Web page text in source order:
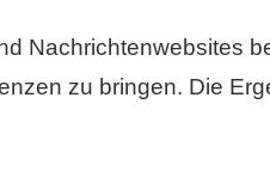
Nachrichtenwebsites
zu bringen. Die